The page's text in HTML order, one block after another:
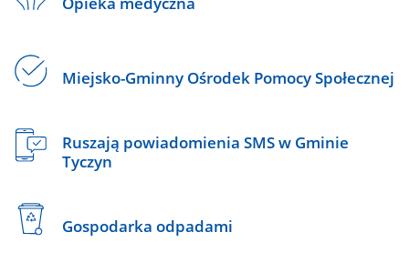
Miejsko-Gminny Ośrodek Pomocy Społecznej
Ruszają powiadomienia SMS w Gminie
Tyczyn
Gospodarka odpadami